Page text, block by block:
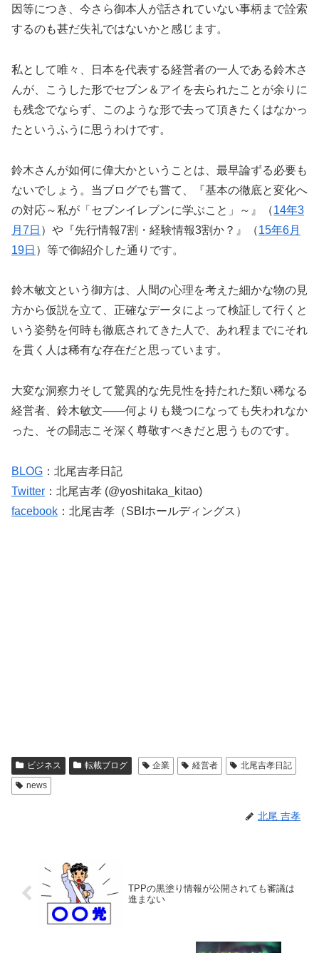
因等につき、今さら御本人が話されていない事柄まで詮索
するのも甚だ失礼ではないかと感じます。
私として唯々、日本を代表する経営者の一人である鈴木さ
んが、こうした形でセブン＆アイを去られたことが余りに
も残念でならず、このような形で去って頂きたくはなかっ
たというふうに思うわけです。
鈴木さんが如何に偉大かということは、最早論ずる必要も
ないでしょう。当ブログでも嘗て、『基本の徹底と変化へ
の対応～私が「セブンイレブンに学ぶこと」～』（14年3
月7日 ）や『先行情報7割・経験情報3割か？』（15年6月
19日 ）等で御紹介した通りです。
鈴木敏文という御方は、人間の心理を考えた細かな物の見
方から仮説を立て、正確なデータによって検証して行くと
いう姿勢を何時も徹底されてきた人で、あれ程までにそれ
を貫く人は稀有な存在だと思っています。
大変な洞察力そして驚異的な先見性を持たれた類い稀なる
経営者、鈴木敏文――何よりも幾つになっても失われなか
った、その闘志こそ深く尊敬すべきだと思うものです。
BLOG ：北尾吉孝日記
Twitter ：北尾吉孝 (@yoshitaka_kitao)
facebook ：北尾吉孝（SBIホールディングス）
ビジネス 転載ブログ 企業 経営者
北尾吉孝日記
news
北尾 吉孝
TPPの黒塗り情報が公開されても審議は
進まない